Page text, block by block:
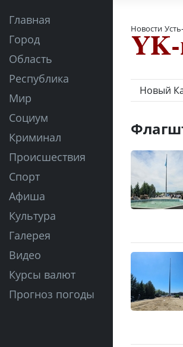
Главная
Город
Область
Республика
Мир
Социум
Криминал
Происшествия
Спорт
Афиша
Культура
Галерея
Видео
Курсы валют
Прогноз погоды
Новости
Новый